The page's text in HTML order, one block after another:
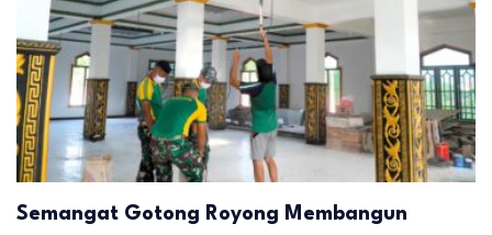
Semangat Gotong Royong Membangun